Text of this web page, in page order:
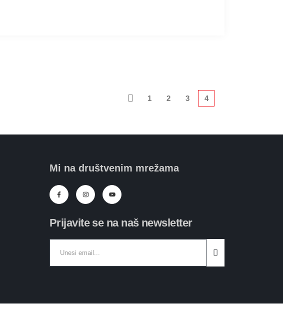
1 2 3 4
Mi na društvenim mrežama
Prijavite se na naš newsletter